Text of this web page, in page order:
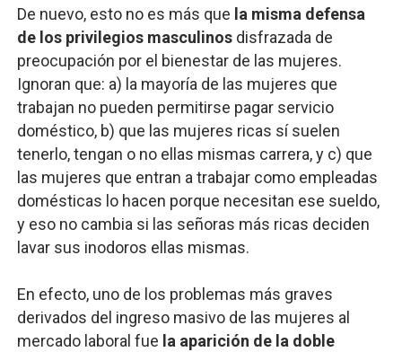
De nuevo, esto no es más que la misma defensa
de los privilegios masculinosdisfrazada de
preocupación por el bienestar de las mujeres.
Ignoran que: a) la mayoría de las mujeres que
trabajan no pueden permitirse pagar servicio
doméstico, b) que las mujeres ricas sí suelen
tenerlo, tengan o no ellas mismas carrera, y c) que
las mujeres que entran a trabajar como empleadas
domésticas lo hacen porque necesitan ese sueldo,
y eso no cambia si las señoras más ricas deciden
lavar sus inodoros ellas mismas.
En efecto, uno de los problemas más graves
derivados del ingreso masivo de las mujeres al
mercado laboral fue la aparición de la doble